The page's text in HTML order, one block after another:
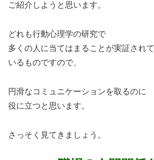
ご紹介しようと思います。
どれも行動心理学の研究で
多くの人に当てはまることが実証されて
いるものですので、
円滑なコミュニケーションを取るのに
役に立つと思います。
さっそく見てきましょう。